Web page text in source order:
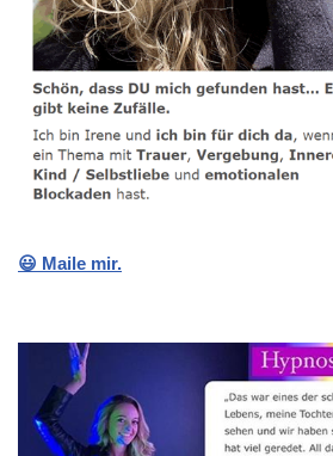
😃 Maile mir.